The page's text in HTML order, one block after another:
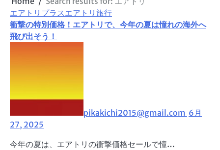
エアトリプラスエアトリ旅行
衝撃の特別価格！エアトリで、今年の夏は憧れの海外へ
飛び出そう！
pikakichi2015@gmail.com 6月
27, 2025
今年の夏は、エアトリの衝撃価格セールで憧…